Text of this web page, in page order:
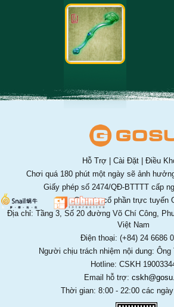
Hỗ Trợ| Cài Đặt| Điều
Chơi quá 180 phút một ngày sẽ ảnh
Giấy phép số 2474/QĐ-BTTTT cấp
Công ty cổ phần trực tuyến
Địa chỉ: Tầng 3, Số 20 đường Võ Chí Công,
Việt Nam
Điện thoại: (+84) 24 6686
Người chịu trách nhiệm nội dung: Ông
Hotline: CSKH
Email hỗ trợ:
Thời gian: 8:00 - 22:00 các